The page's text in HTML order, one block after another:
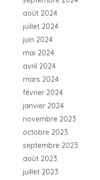
août 2024
juillet 2024
juin 2024
mai 2024
avril 2024
mars 2024
février 2024
janvier 2024
novembre 2023
octobre 2023
septembre 2023
août 2023
juillet 2023